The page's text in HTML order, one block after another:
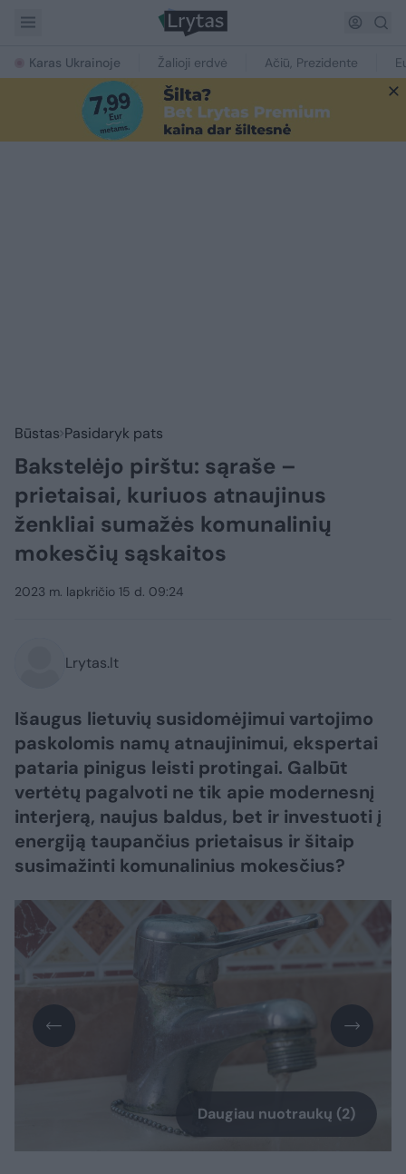
Karas Ukrainoje Žalioji erdvė Ačiū, Prezidente
Būstas Pasidaryk pats
Bakstelėjo pirštu: sąraše –
prietaisai, kuriuos atnaujinus
ženkliai sumažės komunalinių
mokesčių sąskaitos
2023 m. lapkričio 15 d. 09:24
Lrytas.lt
Išaugus lietuvių susidomėjimui vartojimo
paskolomis namų atnaujinimui, ekspertai
pataria pinigus leisti protingai. Galbūt
vertėtų pagalvoti ne tik apie modernesnį
interjerą, naujus baldus, bet ir investuoti į
energiją taupančius prietaisus ir šitaip
susimažinti komunalinius mokesčius?
Daugiau nuotraukų (2)